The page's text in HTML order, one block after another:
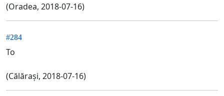
(Oradea, 2018-07-16)
#284
To
(Călărași, 2018-07-16)